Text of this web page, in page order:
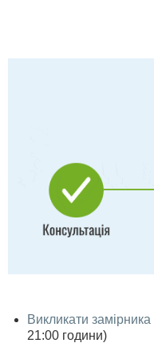
Викликати замірника
21:00 години)